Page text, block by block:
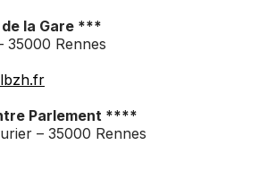
la Gare ***
35000 Rennes
Parlement ****
– 35000 Rennes